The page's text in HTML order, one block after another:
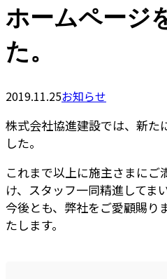
ホームページ
た。
2019.11.25お知らせ
株式会社協進建設では、新た
した。
これまで以上に施主さまに
け、スタッフ一同精進してま
今後とも、弊社をご愛顧賜り
たします。